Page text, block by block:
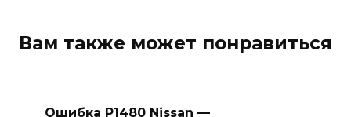
Вам также может понравиться
Ошибка P1480 Nissan —